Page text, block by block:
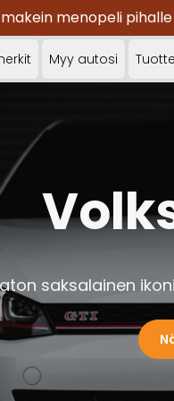
menopeli
Myy autosi
saksalainen